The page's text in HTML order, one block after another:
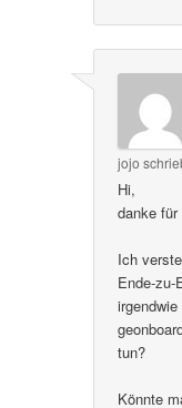
jojo
Hi,
danke für
Ich
Ende-zu-
tun?
Könnte